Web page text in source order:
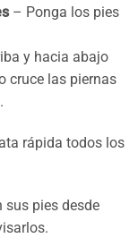
– Ponga los pies
y hacia abajo
cruce las piernas
rápida todos los
sus pies desde